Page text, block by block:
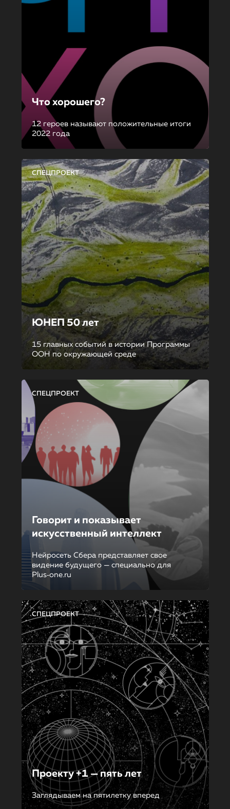
Что хорошего?
12 героев называют положительные итоги
2022 года
СПЕЦПРОЕКТ
ЮНЕП 50 лет
15 главных событий в истории Программы
ООН по окружающей среде
СПЕЦПРОЕКТ
Говорит и показывает
искусственный интеллект
Нейросеть Сбера представляет свое
видение будущего — специально для
Plus‑one.ru
СПЕЦПРОЕКТ
Проекту +1 — пять лет
Заглядываем на пятилетку вперед